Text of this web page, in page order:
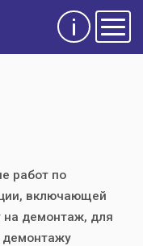
Инфо
работ по
включающей
на демонтаж, для
демонтажу